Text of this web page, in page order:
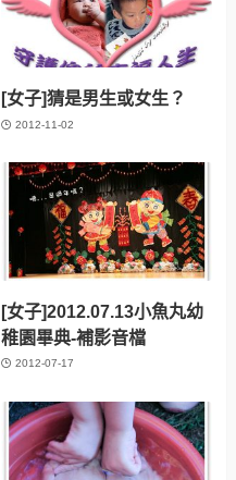
[女子]猜是男生或女生？
2012-11-02
[女子]2012.07.13小魚丸幼
稚園畢典-補影音檔
2012-07-17